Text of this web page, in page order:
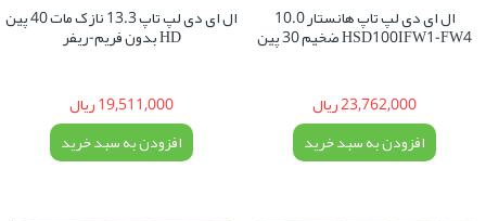
ال ای دی لپ تاپ هانستار 10.0
HSD100IFW1-FW4 ضخیم 30 پین
23,762,000 ریال
افزودن به سبد خرید
ال ای دی لپ تاپ 13.3 نازک مات 40 پین
HD بدون فریم-ریفر
19,511,000 ریال
افزودن به سبد خرید